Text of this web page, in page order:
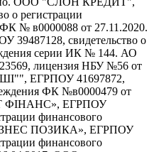
о регистрации
№ в0000088 от 27.11.2020.
свидетельство о
серии ИК № 144. АО
лицензия НБУ №56 от
ЕГРПОУ 41697872,
ФК №в0000479 от
ФІНАНС», ЕГРПОУ
финансового
ПОЗИКА», ЕГРПОУ
финансового